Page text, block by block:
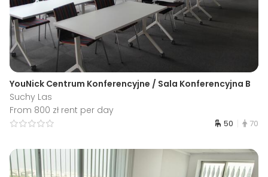
YouNick Centrum Konferencyjne / Sala Konferencyjna B
Suchy Las
From 800 zł rent per day
50 70